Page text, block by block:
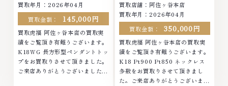
買取年月：2026年04月
買取金額：
145,000円
買取虎福 阿佐ヶ谷本店の買取実
績をご覧頂き有難うございます。
K18WG 長方形型ペンダントトッ
プをお買取りさせて頂きました。
ご来店ありがとうございました。
買取店舗：阿佐ヶ谷本店
買取年月：2026年04月
買取金額：
350,000円
買取虎福 阿佐ヶ谷本店の買取実
績をご覧頂き有難うございます。
K18 Pt900 Pt850 ネックレス
多数をお買取りさせて頂きまし
た。ご来店ありがとうございまし